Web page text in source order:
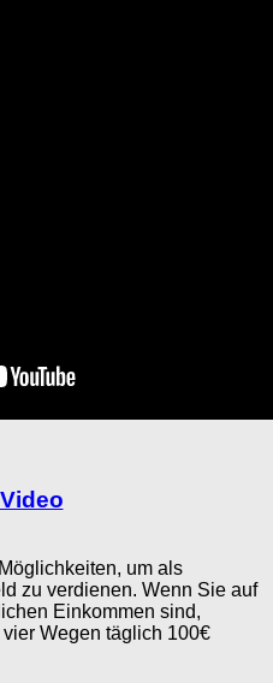
um als
zu verdienen. Wenn Sie auf
Einkommen sind,
Wegen täglich 100€